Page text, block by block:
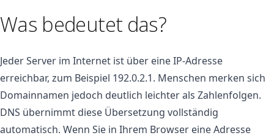
Was bedeutet das?
Jeder Server im Internet ist über eine IP-Adresse
erreichbar, zum Beispiel 192.0.2.1. Menschen merken sich
Domainnamen jedoch deutlich leichter als Zahlenfolgen.
DNS übernimmt diese Übersetzung vollständig
automatisch. Wenn Sie in Ihrem Browser eine Adresse